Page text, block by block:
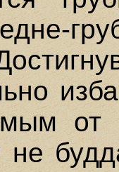
от
не